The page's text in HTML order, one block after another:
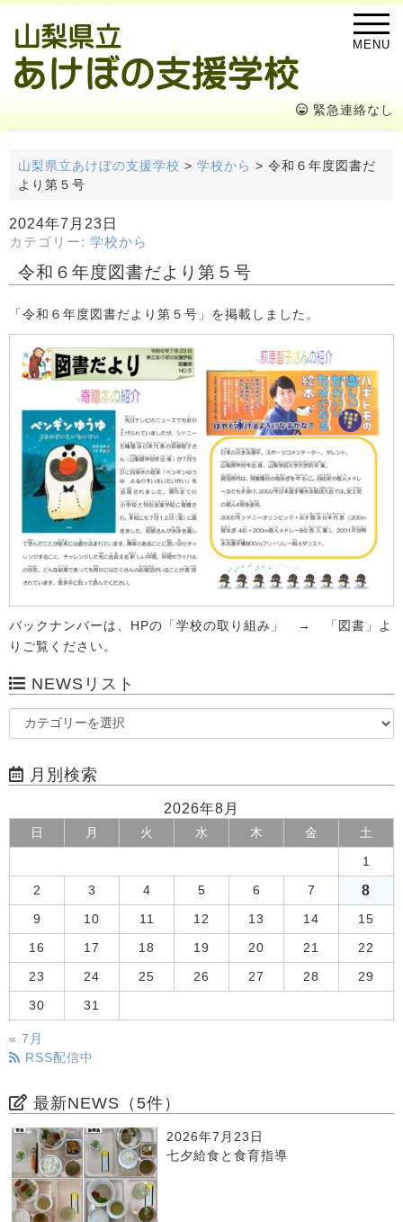
MENU
緊急連絡なし
山梨県立あけぼの支援学校 > 学校から > 令和６年度図書だ
より第５号
2024年7月23日
カテゴリー: 学校から
令和６年度図書だより第５号
「令和６年度図書だより第５号」を掲載しました。
バックナンバーは、HPの「学校の取り組み」 → 「図書」よ
りご覧ください。
NEWSリスト
月別検索
2026年8月
日 月 火 水 木 金 土
1
2 3 4 5 6 7 8
9 10 11 12 13 14 15
16 17 18 19 20 21 22
23 24 25 26 27 28 29
30 31
« 7月
RSS配信中
最新NEWS（5件）
2026年7月23日
七夕給食と食育指導